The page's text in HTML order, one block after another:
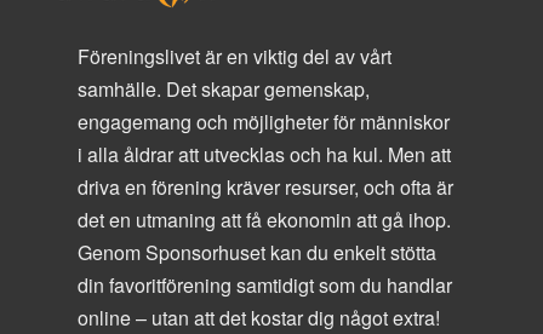
Föreningslivet är en viktig del av vårt
samhälle. Det skapar gemenskap,
engagemang och möjligheter för människor
i alla åldrar att utvecklas och ha kul. Men att
driva en förening kräver resurser, och ofta är
det en utmaning att få ekonomin att gå ihop.
Genom Sponsorhuset kan du enkelt stötta
din favoritförening samtidigt som du handlar
online – utan att det kostar dig något extra!